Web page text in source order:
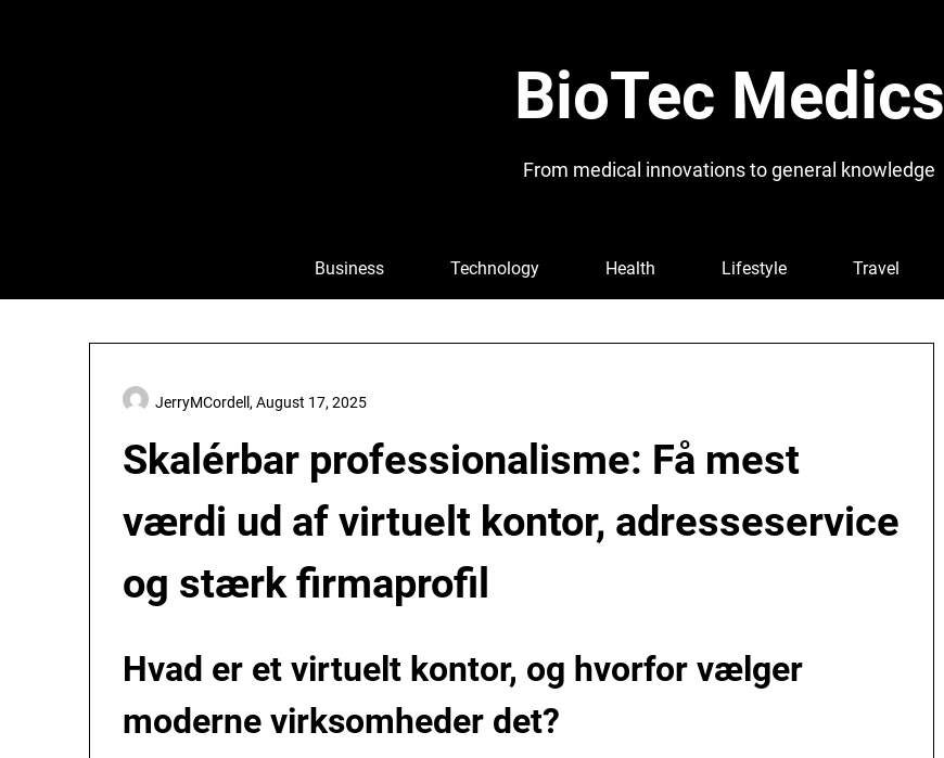
BioTec Medics
From medical innovations to general knowledge
Business Technology Health Lifestyle Travel
Skalérbar professionalisme: Få mest
værdi ud af virtuelt kontor, adresseservice
og stærk firmaprofil
JerryMCordell, August 17, 2025
Hvad er et virtuelt kontor, og hvorfor vælger
moderne virksomheder det?